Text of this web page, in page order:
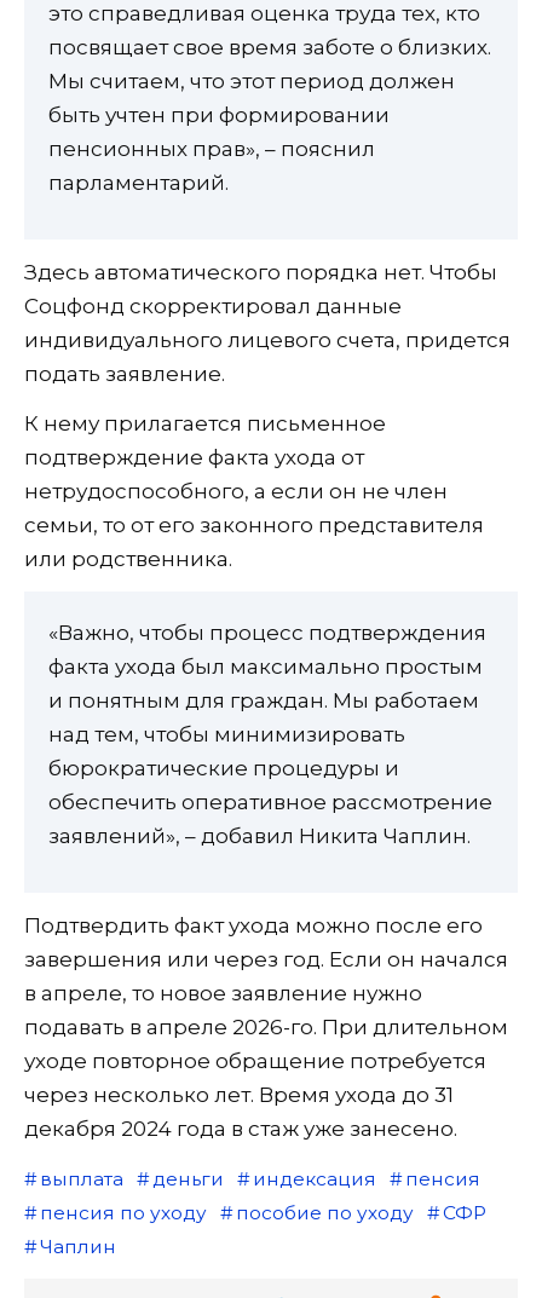
это справедливая оценка труда тех, кто
посвящает свое время заботе о близких.
Мы считаем, что этот период должен
быть учтен при формировании
пенсионных прав», – пояснил
парламентарий.
Здесь автоматического порядка нет. Чтобы
Соцфонд скорректировал данные
индивидуального лицевого счета, придется
подать заявление.
К нему прилагается письменное
подтверждение факта ухода от
нетрудоспособного, а если он не член
семьи, то от его законного представителя
или родственника.
«Важно, чтобы процесс подтверждения
факта ухода был максимально простым
и понятным для граждан. Мы работаем
над тем, чтобы минимизировать
бюрократические процедуры и
обеспечить оперативное рассмотрение
заявлений», – добавил Никита Чаплин.
Подтвердить факт ухода можно после его
завершения или через год. Если он начался
в апреле, то новое заявление нужно
подавать в апреле 2026-го. При длительном
уходе повторное обращение потребуется
через несколько лет. Время ухода до 31
декабря 2024 года в стаж уже занесено.
выплата деньги индексация
пенсия
пенсия по уходу
пособие по уходу
СФР
Чаплин